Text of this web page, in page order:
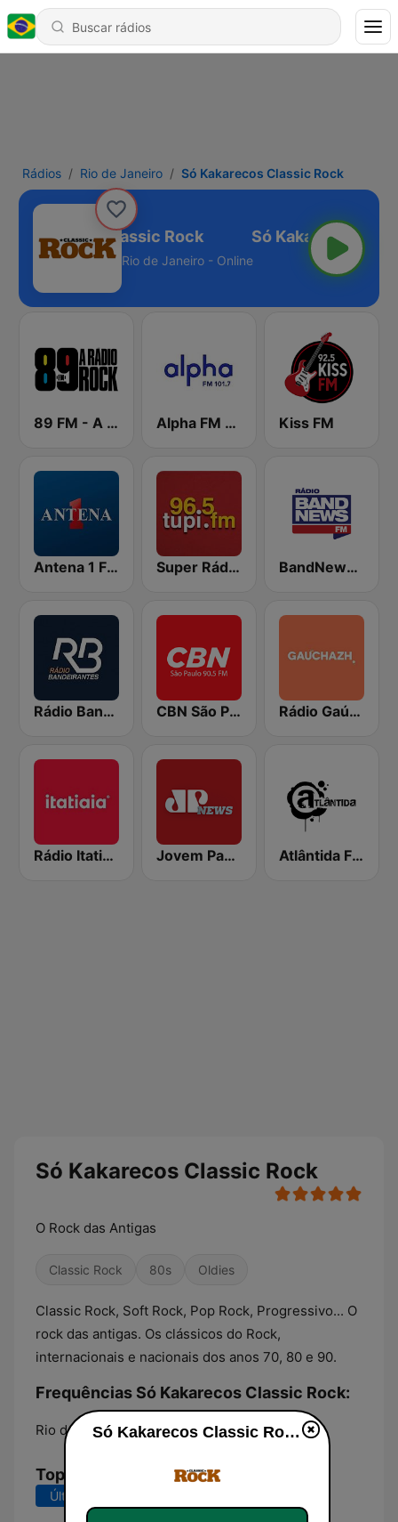
Rádios Rio de Janeiro Só Kakarecos Classic Rock
Kakarecos Classic Rock
Rio de Janeiro - Online
89 FM - A Rádio Rock Alpha FM 101.7 Kiss FM
Antena 1 FM Super Rádio Tupi BandNews FM - 96.9 SP
Rádio Bandeirantes CBN São Paulo Rádio Gaúcha ZH
Rádio Itatiaia FM Jovem Pan News Atlântida FM Porto Alegre
Só Kakarecos Classic Rock
O Rock das Antigas
Classic Rock 80s Oldies
Classic Rock, Soft Rock, Pop Rock, Progressivo... O
rock das antigas. Os clássicos do Rock,
internacionais e nacionais dos anos 70, 80 e 90.
Frequências Só Kakarecos Classic Rock:
Rio de Janeiro: Online
Top Músicas
Últimos 7 dias
Só Kakarecos Classic Rock ao vivo